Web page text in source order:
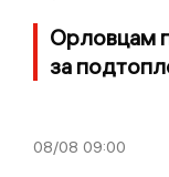
Орловцам
за
08/08 09:00